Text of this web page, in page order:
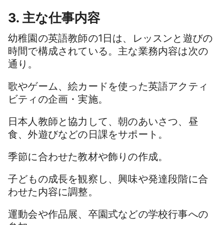
3. 主な仕事内容
幼稚園の英語教師の1日は、レッスンと遊びの
時間で構成されている。主な業務内容は次の
通り。
歌やゲーム、絵カードを使った英語アクティ
ビティの企画・実施。
日本人教師と協力して、朝のあいさつ、昼
食、外遊びなどの日課をサポート。
季節に合わせた教材や飾りの作成。
子どもの成長を観察し、興味や発達段階に合
わせた内容に調整。
運動会や作品展、卒園式などの学校行事への